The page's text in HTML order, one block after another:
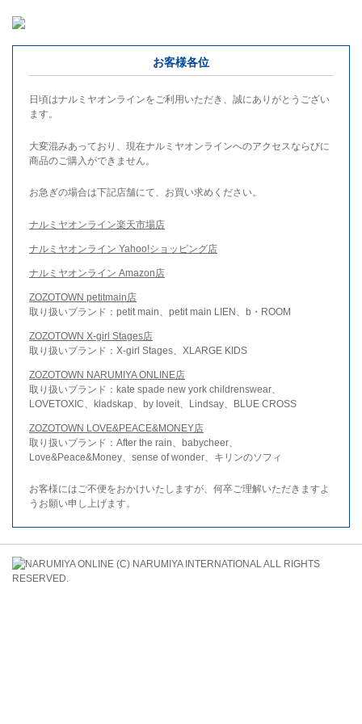
お客様各位
日頃はナルミヤオンラインをご利用いただき、誠にありがとうござい
ます。
大変混みあっており、現在ナルミヤオンラインへのアクセスならびに
商品のご購入ができません。
お急ぎの場合は下記店舗にて、お買い求めください。
ナルミヤオンライン楽天市場店
ナルミヤオンライン Yahoo!ショッピング店
ナルミヤオンライン Amazon店
ZOZOTOWN petitmain店
取り扱いブランド：petit main、petit main LIEN、b・ROOM
ZOZOTOWN X-girl Stages店
取り扱いブランド：X-girl Stages、XLARGE KIDS
ZOZOTOWN NARUMIYA ONLINE店
取り扱いブランド：kate spade new york childrenswear、
LOVETOXIC、kladskap、by loveit、Lindsay、BLUE CROSS
ZOZOTOWN LOVE&PEACE&MONEY店
取り扱いブランド：After the rain、babycheer、
Love&Peace&Money、sense of wonder、キリンのソフィ
お客様にはご不便をおかけいたしますが、何卒ご理解いただきますよ
うお願い申し上げます。